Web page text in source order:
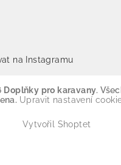
na Instagramu
Doplňky pro karavany.
Upravit nastavení
Vytvořil Shoptet